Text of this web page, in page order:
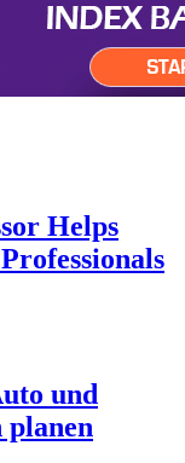
Helps
und